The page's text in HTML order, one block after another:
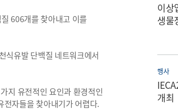
606개를 찾아내고 이를
식유발 단백질 네트워크에서
지 유전적인 요인과 환경적인
전자들을 찾아내기가 어렵다.
이상
생물
행사
개최